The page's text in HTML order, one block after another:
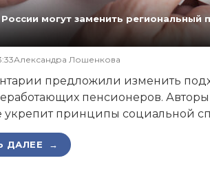
могут заменить
Александра Лошенкова
предложили изменить
пенсионеров.
принципы социальной
ДАЛЕЕ →